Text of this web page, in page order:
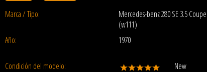
Marca / Tipo:
Mercedes-benz 280 SE 3.5 Coupe
(w111)
Año:
1970
Condición del modelo:
New